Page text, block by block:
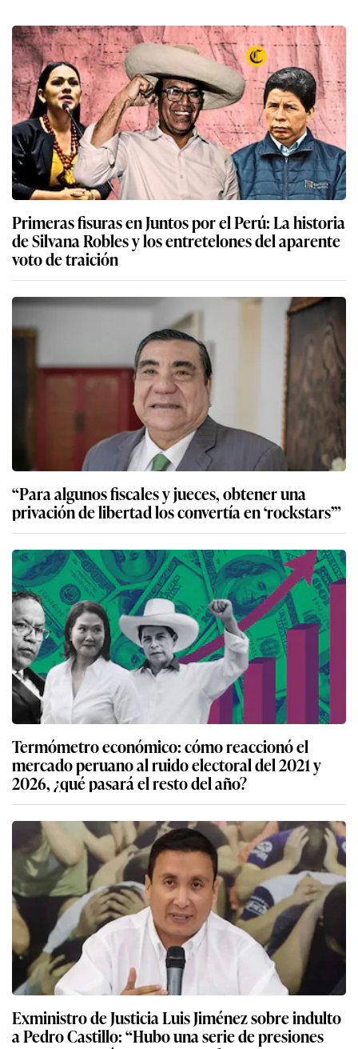
Primeras fisuras en Juntos por el Perú: La historia
de Silvana Robles y los entretelones del aparente
voto de traición
“Para algunos fiscales y jueces, obtener una
privación de libertad los convertía en ‘rockstars’”
Termómetro económico: cómo reaccionó el
mercado peruano al ruido electoral del 2021 y
2026, ¿qué pasará el resto del año?
Exministro de Justicia Luis Jiménez sobre indulto
a Pedro Castillo: “Hubo una serie de presiones